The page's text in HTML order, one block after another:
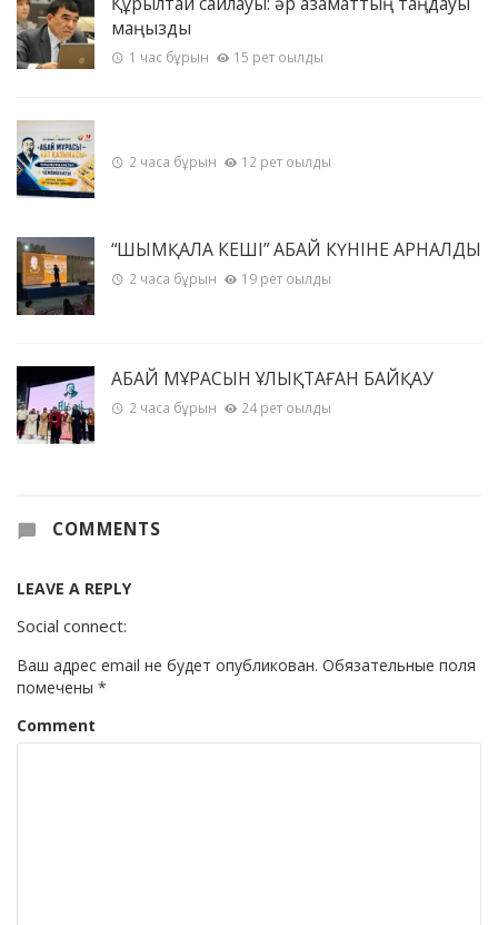
маңызды
1 час бұрын 15 рет оқылды
2 часа бұрын 12 рет оқылды
“ШЫМҚАЛА КЕШІ” АБАЙ КҮНІНЕ АРНАЛДЫ
2 часа бұрын 19 рет оқылды
АБАЙ МҰРАСЫН ҰЛЫҚТАҒАН БАЙҚАУ
2 часа бұрын 24 рет оқылды
COMMENTS
LEAVE A REPLY
Social connect:
Ваш адрес email не будет опубликован. Обязательные поля
помечены *
Comment